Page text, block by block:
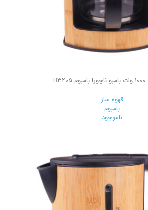
قهوه ساز
بامبوم
ناموجود